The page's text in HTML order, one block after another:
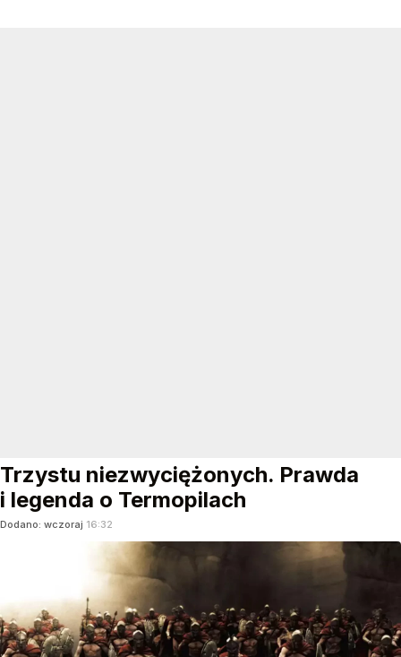
Trzystu niezwyciężonych. Prawda
i legenda o Termopilach
Dodano: wczoraj 16:32